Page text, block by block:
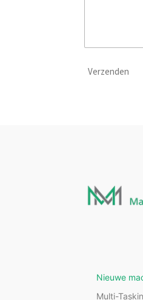
Verzenden
Nieuwe
Multi-